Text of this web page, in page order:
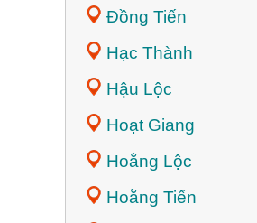
Đồng Tiến
Hạc Thành
Hậu Lộc
Hoạt Giang
Hoằng Lộc
Hoằng Tiến